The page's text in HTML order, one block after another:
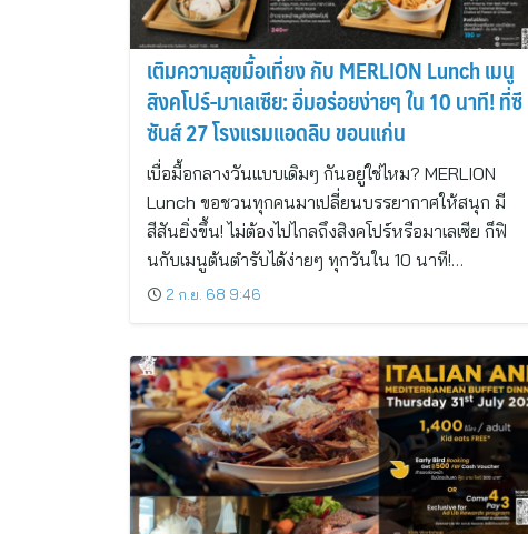
เติมความสุขมื้อเที่ยง กับ MERLION Lunch เมนู
สิงคโปร์-มาเลเซีย: อิ่มอร่อยง่ายๆ ใน 10 นาที! ที่ซี
ซันส์ 27 โรงแรมแอดลิบ ขอนแก่น
เบื่อมื้อกลางวันแบบเดิมๆ กันอยู่ใช่ไหม? MERLION
Lunch ขอชวนทุกคนมาเปลี่ยนบรรยากาศให้สนุก มี
สีสันยิ่งขึ้น! ไม่ต้องไปไกลถึงสิงคโปร์หรือมาเลเซีย ก็ฟิ
นกับเมนูต้นตำรับได้ง่ายๆ ทุกวันใน 10 นาที!…
2 ก.ย. 68 9:46